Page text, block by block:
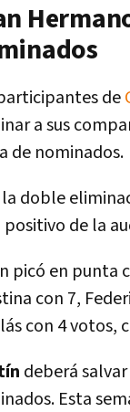
de
a sus
de nominados.
la doble
de la
picó en punta
con 7,
con 4 votos,
deberá
Esta